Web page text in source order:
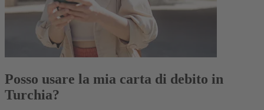
Posso usare la mia carta di debito in
Turchia?